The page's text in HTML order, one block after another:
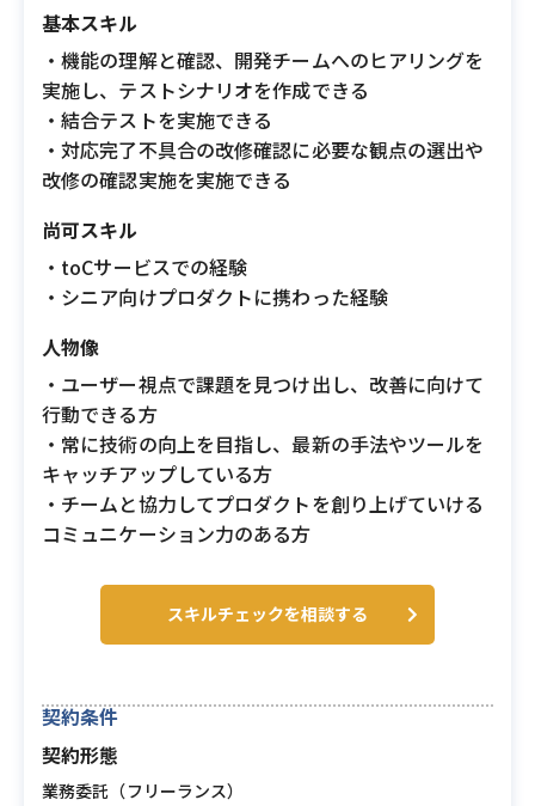
基本スキル
・機能の理解と確認、開発チームへのヒアリングを
実施し、テストシナリオを作成できる
・結合テストを実施できる
・対応完了不具合の改修確認に必要な観点の選出や
改修の確認実施を実施できる
尚可スキル
・toCサービスでの経験
・シニア向けプロダクトに携わった経験
人物像
・ユーザー視点で課題を見つけ出し、改善に向けて
行動できる方
・常に技術の向上を目指し、最新の手法やツールを
キャッチアップしている方
・チームと協力してプロダクトを創り上げていける
コミュニケーション力のある方
スキルチェックを相談する
契約条件
契約形態
業務委託（フリーランス）